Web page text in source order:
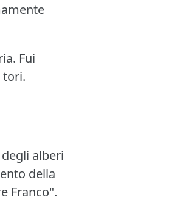
Fui
tori.
alberi
della
Franco".